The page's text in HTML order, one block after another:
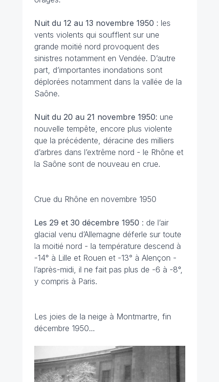
Nuit du 12 au 13 novembre 1950 : les
vents violents qui soufflent sur une
grande moitié nord provoquent des
sinistres notamment en Vendée. D’autre
part, d’importantes inondations sont
déplorées notamment dans la vallée de la
Saône.
Nuit du 20 au 21 novembre 1950: une
nouvelle tempête, encore plus violente
que la précédente, déracine des milliers
d’arbres dans l’extrême nord - le Rhône et
la Saône sont de nouveau en crue.
Crue du Rhône en novembre 1950
Les 29 et 30 décembre 1950 : de l’air
glacial venu d’Allemagne déferle sur toute
la moitié nord - la température descend à
-14° à Lille et Rouen et -13° à Alençon -
l’après-midi, il ne fait pas plus de -6 à -8°,
y compris à Paris.
Les joies de la neige à Montmartre, fin
décembre 1950...